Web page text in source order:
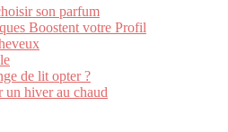
son parfum
Boostent votre Profil
de lit opter ?
un hiver au chaud